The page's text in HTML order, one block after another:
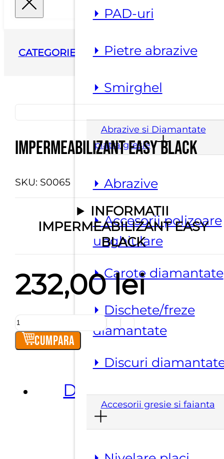
⏵ PAD-uri
⏵ Pietre abrazive
⏵ Smirghel
Abrazive si Diamantate
piatra/gresie
⏵ Abrazive
⏵ Accesorii polizoare
unghiulare
⏵ Carote diamantate
⏵ Dischete/freze
diamantate
⏵ Discuri
Accesorii gresie si faianta
CATEGORIE
IMPERMEABILIZANT EASY
Impermeabilizant Easy Black
SKU: S0065
INFORMATII
IMPERMEABILIZANT EASY
BLACK
232,00lei
Cantitate
Impermeabilizant
Easy
Cumpara
Descriere